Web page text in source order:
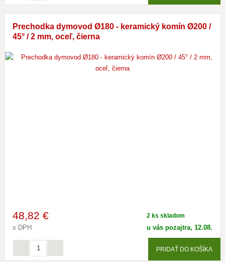
Prechodka dymovod Ø180 - keramický komín Ø200 /
45° / 2 mm, oceľ, čierna
48,82 €
s DPH
2 ks skladom
u vás pozajtra, 12.08.
PRIDAŤ DO KOŠÍKA